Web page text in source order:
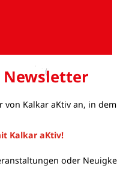
von Kalkar aKtiv an, in
Kalkar aKtiv!
oder